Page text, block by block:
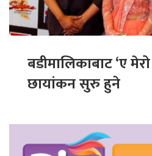
बडीमालिकाबाट ‘ए
छायांकन सुरु हुने